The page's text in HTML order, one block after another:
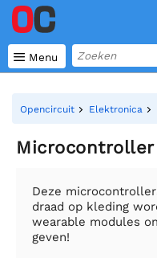
 Menu
Opencircuit Elektronica
Microcontroller
Deze
draad op kleding
wearable modules
geven!